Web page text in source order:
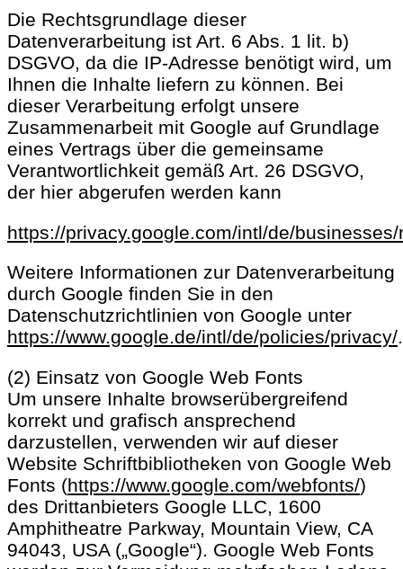
Die Rechtsgrundlage dieser
Datenverarbeitung ist Art. 6 Abs. 1 lit. b)
DSGVO, da die IP-Adresse benötigt wird, um
Ihnen die Inhalte liefern zu können. Bei
dieser Verarbeitung erfolgt unsere
Zusammenarbeit mit Google auf Grundlage
eines Vertrags über die gemeinsame
Verantwortlichkeit gemäß Art. 26 DSGVO,
der hier abgerufen werden kann
https://privacy.google.com/intl/de/
Weitere Informationen zur Datenverarbeitung
durch Google finden Sie in den
Datenschutzrichtlinien von Google unter
https://www.google.de/intl/de/policies/privacy/.
(2) Einsatz von Google Web Fonts
Um unsere Inhalte browserübergreifend
korrekt und grafisch ansprechend
darzustellen, verwenden wir auf dieser
Website Schriftbibliotheken von Google Web
Fonts (https://www.google.com/webfonts/)
des Drittanbieters Google LLC, 1600
Amphitheatre Parkway, Mountain View, CA
94043, USA („Google“). Google Web Fonts